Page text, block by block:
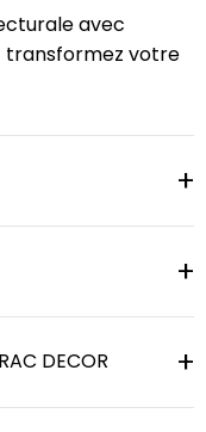
avec
transformez votre
DECOR